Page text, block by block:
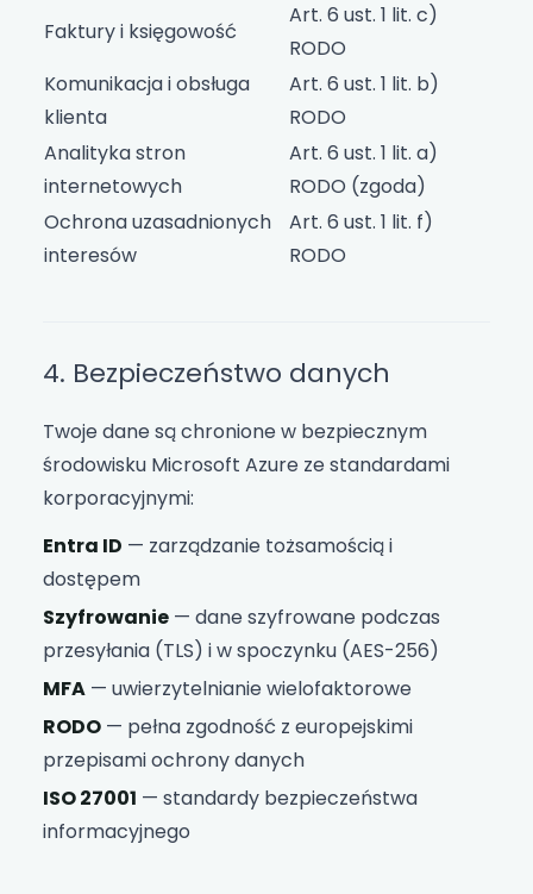
Faktury i księgowość
Art. 6 ust. 1 lit. c)
RODO
Komunikacja i obsługa
klienta
Art. 6 ust. 1 lit. b)
RODO
Analityka stron
internetowych
Art. 6 ust. 1 lit. a)
RODO (zgoda)
Ochrona uzasadnionych
interesów
Art. 6 ust. 1 lit. f)
RODO
4. Bezpieczeństwo danych
Twoje dane są chronione w bezpiecznym
środowisku Microsoft Azure ze standardami
korporacyjnymi:
Entra ID — zarządzanie tożsamością i
dostępem
Szyfrowanie — dane szyfrowane podczas
przesyłania (TLS) i w spoczynku (AES-256)
MFA — uwierzytelnianie wielofaktorowe
RODO — pełna zgodność z europejskimi
przepisami ochrony danych
ISO 27001 — standardy bezpieczeństwa
informacyjnego